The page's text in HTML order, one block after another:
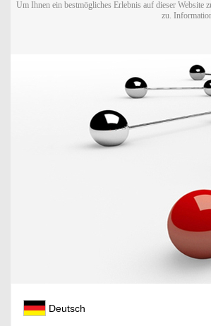
Um Ihnen ein bestmögliches Erlebnis auf dieser
zu.
Deutsch